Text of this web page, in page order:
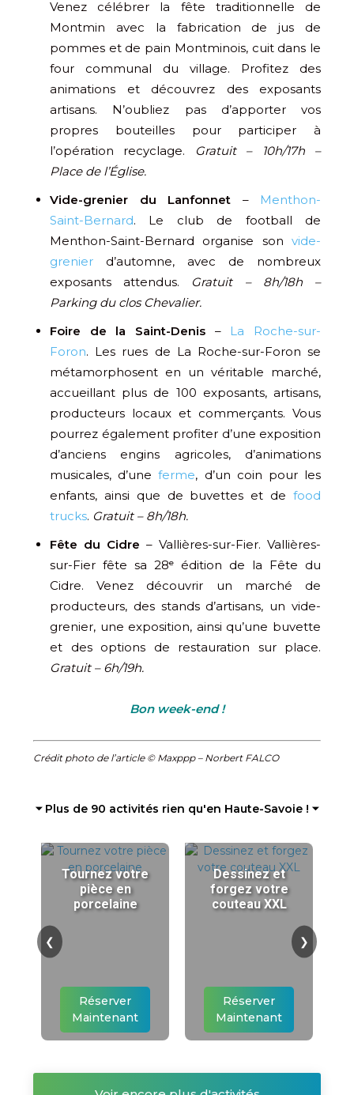
Venez célébrer la fête traditionnelle de
Montmin avec la fabrication de jus de
pommes et de pain Montminois, cuit dans le
four communal du village. Profitez des
animations et découvrez des exposants
artisans. N’oubliez pas d’apporter vos
propres bouteilles pour participer à
l’opération recyclage.
Gratuit – 10h/17h –
Place de l’Église.
Vide-grenier du Lanfonnet –
Menthon-
Saint-Bernard. Le club de football de
Menthon-Saint-Bernard organise son vide-
grenier d’automne, avec de nombreux
exposants attendus. Gratuit – 8h/18h –
Parking du clos Chevalier.
Foire de la Saint-Denis – La Roche-sur-
Foron. Les rues de La Roche-sur-Foron se
métamorphosent en un véritable marché,
accueillant plus de 100 exposants, artisans,
producteurs locaux et commerçants. Vous
pourrez également profiter d’une exposition
d’anciens engins agricoles, d’animations
musicales, d’uneferme, d’un coin pour les
enfants, ainsi que de buvettes et de food
trucks. Gratuit – 8h/18h.
Fête du Cidre – Vallières-sur-Fier. Vallières-
sur-Fier fête sa 28ᵉ édition de la Fête du
Cidre. Venez découvrir un marché de
producteurs, des stands d’artisans, un vide-
grenier, une exposition, ainsi qu’une buvette
et des options de restauration sur place.
Gratuit – 6h/19h.
Bon week-end !
Crédit photo de l’article © Maxppp – Norbert FALCO
⏷ Plus de 90 activités rien qu'en Haute-Savoie ! ⏷
Tournez votre
pièce en
porcelaine
Réserver
Maintenant
Dessinez et
forgez votre
couteau XXL
Réserver
Maintenant
❮ ❯